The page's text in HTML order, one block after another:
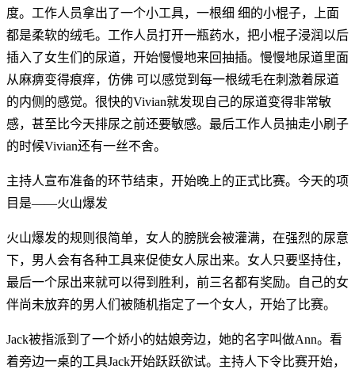
度。工作人员拿出了一个小工具，一根细 细的小棍子，上面
都是柔软的绒毛。工作人员打开一瓶药水，把小棍子浸润以后
插入了女生们的尿道，开始慢慢地来回抽插。慢慢地尿道里面
从麻痹变得痕痒，仿佛 可以感觉到每一根绒毛在刺激着尿道
的内侧的感觉。很快的Vivian就发现自己的尿道变得非常敏
感，甚至比今天排尿之前还要敏感。最后工作人员抽走小刷子
的时候Vivian还有一丝不舍。
主持人宣布准备的环节结束，开始晚上的正式比赛。今天的项
目是——火山爆发
火山爆发的规则很简单，女人的膀胱会被灌满，在强烈的尿意
下，男人会有各种工具来促使女人尿出来。女人只要坚持住，
最后一个尿出来就可以得到胜利，前三名都有奖励。自己的女
伴尚未放弃的男人们被随机指定了一个女人，开始了比赛。
Jack被指派到了一个娇小的姑娘旁边，她的名字叫做Ann。看
着旁边一桌的工具Jack开始跃跃欲试。主持人下令比赛开始，